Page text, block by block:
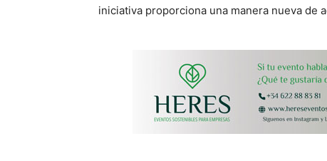
iniciativa proporciona una manera nueva de